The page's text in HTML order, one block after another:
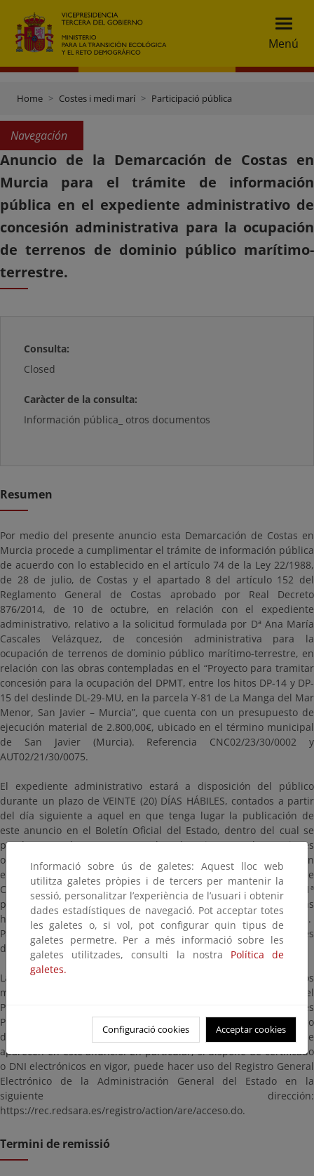
Menú
Home Costes i medi marí Participació pública
Navegación
Anuncio de la Demarcación de Costas en
Murcia para el trámite de información
pública en el expediente administrativo de
concesión administrativa para la ocupación
de terrenos de dominio público marítimo-
terrestre.
Consulta:
Closed
Caràcter de la consulta:
Información pública_ otros documentos
Resumen
Por medio del presente anuncio esta Demarcación de Costas en
Murcia procede a cumplimentar el trámite de información pública
de acuerdo con lo establecido en el artículo 74 de la Ley 22/1988,
de 28 de julio, de Costas y el apartado 8 del artículo 152 del
Reglamento General de Costas aprobado por Real Decreto
876/2014, de 10 de octubre, en relación con el expediente
administrativo, relativo a la solicitud formulada por Dª Ana María
Cascales Velázquez, de concesión administrativa para la
ocupación de terrenos de dominio público marítimo-terrestre, en
relación con las obras contempladas en el “Proyecto para tramitar
concesión para la ocupación del DPMT, entre los hitos DP-14 y DP-
15 del deslinde DL-29-MU, en la parcela Y-81 de La Manga del Mar
Menor, San Javier – Murcia”, que cuenta con un presupuesto de
ejecución material de 2.800,00€, ubicado en el término municipal
de San Javier (Murcia). Referencia CNC02/23/30/0002 y
AUT02/21/30/0075.
El expediente administrativo estará a disposición del público
durante un plazo de VEINTE (20) DÍAS HÁBILES, contados a partir
del día siguiente a aquel en que tenga lugar la publicación de
este anuncio en el Boletín Oficial del Estado, dentro del cual se
pueden consultar y presentar las alegaciones y observaciones
oportunas. La documentación para consultar estará a disposición
en esta página, así como en las oficinas de esta Demarcación de
Costas en Murcia (ubicadas en Avenida Alfonso X “El Sabio”, 6 - 1ª
planta. Edificio de Servicios Múltiples. 30071. Murcia), en días
hábiles y en horario comprendido entre las 9:00 y las 14:00 horas.
Para evitar esperas innecesarias puede solicitar cita previa través
de la dirección de correo electrónico bzn-dcmurcia@miteco.es.
Las alegaciones y observaciones se presentarán según los
mecanismos establecidos en la Ley 39/2015, de 1 de octubre, del
Procedimiento Administrativo Común de las Administraciones
Públicas, dirigidas a la Demarcación de Costas en Murcia (código
de identificación: EA0043352), citando las referencias que
aparecen en este anuncio. En particular, si dispone de certificado
o DNI electrónicos en vigor, puede hacer uso del Registro General
Electrónico de la Administración General del Estado en la
siguiente dirección:
https://rec.redsara.es/registro/action/are/acceso.do.
Termini de remissió
Informació sobre ús de galetes: Aquest lloc web
utilitza galetes pròpies i de tercers per mantenir la
sessió, personalitzar l’experiència de l’usuari i obtenir
dades estadístiques de navegació. Pot acceptar totes
les galetes o, si vol, pot configurar quin tipus de
galetes permetre. Per a més informació sobre les
galetes utilitzades, consulti la nostra Política de
galetes.
Configuració cookies Acceptar cookies